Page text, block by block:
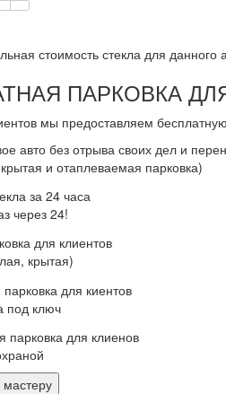
стоимость стекла для
ПАРКОВКА
мы предоставляем
авто без отрыва своих дел и
и отаплеваемая парковка)
через 24!
крытая)
под ключ
мастеру